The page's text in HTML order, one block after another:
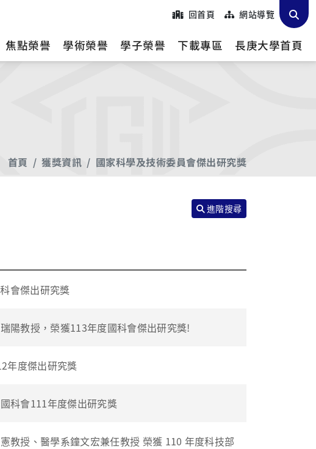
回首頁 網站導覽
焦點榮譽 學術榮譽 學子榮譽 下載專區 長庚大學首頁
首頁 獲獎資訊 國家科學及技術委員會傑出研究獎
進階搜尋
會傑出研究獎
陽教授，榮獲113年度國科會傑出研究獎!
年度傑出研究獎
科會111年度傑出研究獎
教授、醫學系鐘文宏兼任教授 榮獲 110 年度科技部